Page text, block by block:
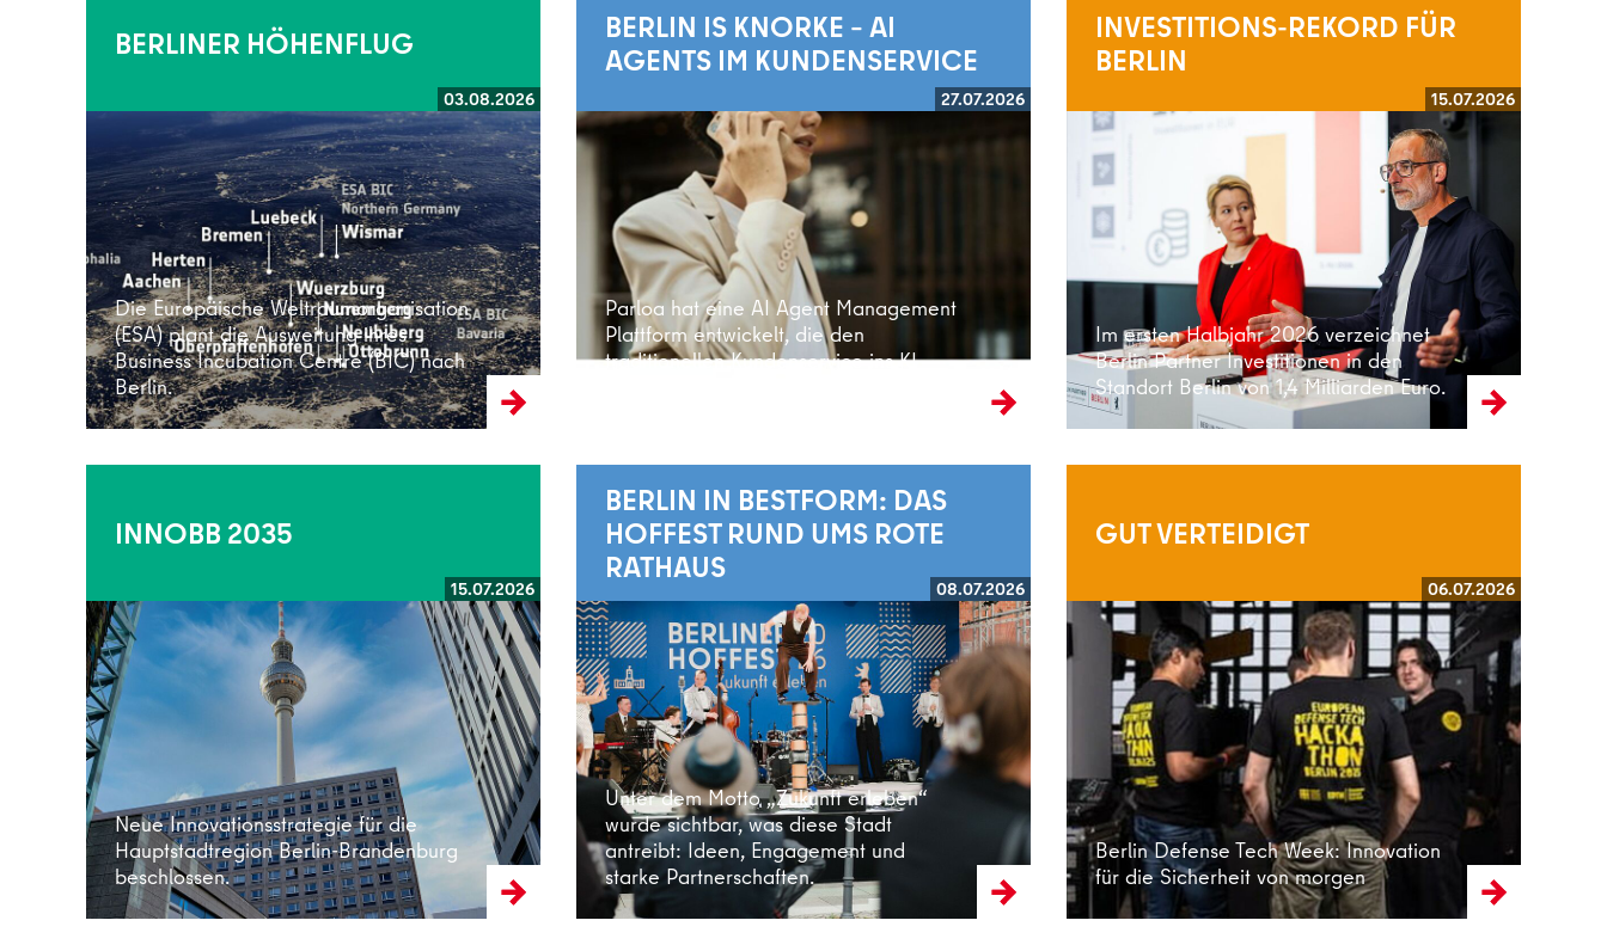
BERLINER HÖHENFLUG
03.08.2026
Die Europäische Weltraumorganisation
(ESA) plant die Ausweitung ihres
Business Incubation Centre (BIC) nach
Berlin.
Weiterlesen
BERLIN IS KNORKE – AI
AGENTS IM KUNDENSERVICE
27.07.2026
Parloa hat eine AI Agent Management
Plattform entwickelt, die den
traditionellen Kundenservice ins KI-
Weiterlesen
INVESTITIONS-REKORD FÜR
BERLIN
15.07.2026
Im ersten Halbjahr 2026 verzeichnet
Berlin Partner Investitionen in den
Standort Berlin von 1,4 Milliarden Euro.
Weiterlesen
INNOBB 2035
15.07.2026
Neue Innovationsstrategie für die
Hauptstadtregion Berlin-Brandenburg
beschlossen.
Weiterlesen
BERLIN IN BESTFORM: DAS
HOFFEST RUND UMS ROTE
RATHAUS
08.07.2026
Unter dem Motto „Zukunft erleben“
wurde sichtbar, was diese Stadt
antreibt: Ideen, Engagement und
starke Partnerschaften.
Weiterlesen
GUT VERTEIDIGT
06.07.2026
Berlin Defense Tech Week: Innovation
für die Sicherheit von morgen
Weiterlesen